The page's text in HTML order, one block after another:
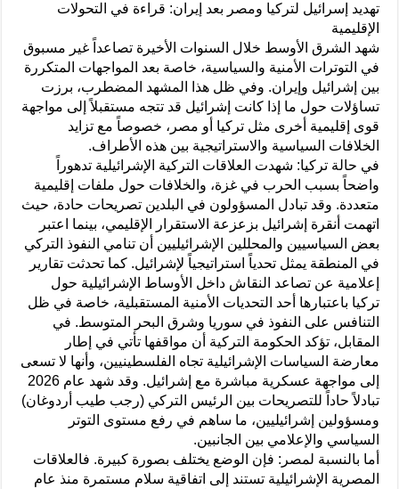
تهديد إسرائيل لتركيا ومصر بعد إيران: قراءة في التحولات
الإقليمية
شهد الشرق الأوسط خلال السنوات الأخيرة تصاعداً غير مسبوق
في التوترات الأمنية والسياسية، خاصة بعد المواجهات المتكررة
بين إشرائيل وإيران. وفي ظل هذا المشهد المضطرب، برزت
تساؤلات حول ما إذا كانت إشرائيل قد تتجه مستقبلاً إلى مواجهة
قوى إقليمية أخرى مثل تركيا أو مصر، خصوصاً مع تزايد
الخلافات السياسية والاستراتيجية بين هذه الأطراف.
في حالة تركيا: شهدت العلاقات التركية الإشرائيلية تدهوراً
واضحاً بسبب الحرب في غزة، والخلافات حول ملفات إقليمية
متعددة. وقد تبادل المسؤولون في البلدين تصريحات حادة، حيث
اتهمت أنقرة إشرائيل بزعزعة الاستقرار الإقليمي، بينما اعتبر
بعض السياسيين والمحللين الإشرائيليين أن تنامي النفوذ التركي
في المنطقة يمثل تحدياً استراتيجياً لإشرائيل. كما تحدثت تقارير
إعلامية عن تصاعد النقاش داخل الأوساط الإشرائيلية حول
تركيا باعتبارها أحد التحديات الأمنية المستقبلية، خاصة في ظل
التنافس على النفوذ في سوريا وشرق البحر المتوسط. في
المقابل، تؤكد الحكومة التركية أن مواقفها تأتي في إطار
معارضة السياسات الإشرائيلية تجاه الفلسطينيين، وأنها لا تسعى
إلى مواجهة عسكرية مباشرة مع إشرائيل. وقد شهد عام 2026
تبادلاً حاداً للتصريحات بين الرئيس التركي (رجب طيب أردوغان)
ومسؤولين إشرائيليين، ما ساهم في رفع مستوى التوتر
السياسي والإعلامي بين الجانبين.
أما بالنسبة لمصر: فإن الوضع يختلف بصورة كبيرة. فالعلاقات
المصرية الإشرائيلية تستند إلى اتفاقية سلام مستمرة منذ عام